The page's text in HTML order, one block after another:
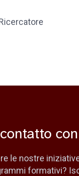
le nostre
formativi?